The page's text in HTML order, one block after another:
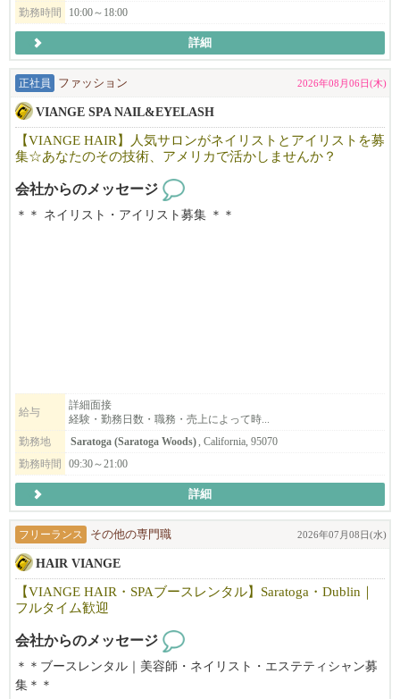
応しており、
美容師として様々な技術・スタイルを経験できる環境です。
ローカルのお客様を中心に、新規・リピーターともに安定して来
店があり、
丁寧なカウンセリングと高いサービス品質を大切にしているた
め、
お客様との信頼関係を築きやすく、リピートにもつながりやすい
「Japanese Head Spa」は特に人気が高く、
まずはお気軽にご連絡ください！
勤務時間
10:00～18:00
詳細
正社員 ファッション 2026年08月06日(木)
VIANGE SPA NAIL&EYELASH
【VIANGE HAIR】人気サロンがネイリストとアイリストを募
集☆あなたのその技術、アメリカで活かしませんか？
会社からのメッセージ
＊＊ ネイリスト・アイリスト募集 ＊＊
働き方に合わせてフレックスに対応できるのが弊社の特徴です。
まずはお気軽にご連絡下さい。ご応募お待ちしております。
給与
詳細面接
経験・勤務日数・職務・売上によって時...
勤務地
Saratoga (Saratoga Woods), California, 95070
勤務時間
09:30～21:00
詳細
フリーランス その他の専門職 2026年07月08日(水)
HAIR VIANGE
【VIANGE HAIR・SPAブースレンタル】Saratoga・Dublin｜
フルタイム歓迎
会社からのメッセージ
＊＊ブースレンタル｜美容師・ネイリスト・エステティシャン募
集＊＊